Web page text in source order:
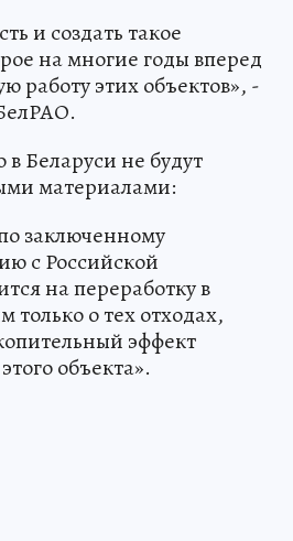
и создать такое
на многие годы вперед
работу этих объектов», -
Беларуси не будут
материалами:
заключенному
с Российской
на переработку в
о тех отходах,
эффект
объекта».